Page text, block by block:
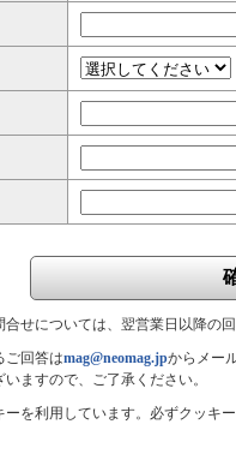
せについては、翌営業日以降の
ご回答はmag@neomag.jpからメー
ますので、ご了承ください。
を利用しています。必ずクッキ